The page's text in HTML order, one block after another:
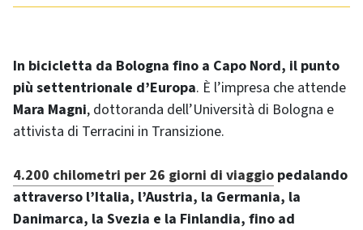
In bicicletta da Bologna fino a Capo Nord, il punto
più settentrionale d’Europa. È l’impresa che attende
Mara Magni, dottoranda dell’Università di Bologna e
attivista di Terracini in Transizione.
4.200 chilometri per 26 giorni di viaggio pedalando
attraverso l’Italia, l’Austria, la Germania, la
Danimarca, la Svezia e la Finlandia, fino ad